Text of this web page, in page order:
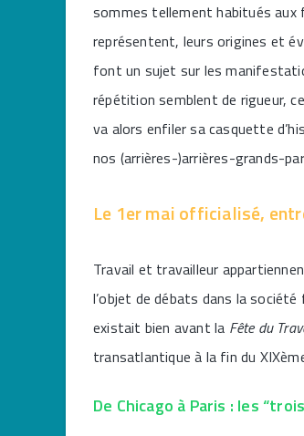
sommes tellement habitués aux
représentent, leurs origines et
font un sujet sur les
répétition semblent de rigueur,
va alors enfiler sa casquette
nos (arrières-)arrières-grands-
Le 1er mai officialisé,
Travail et travailleur
l’objet de débats dans la
existait bien avant la Fête du
transatlantique à la fin du
De Chicago à Paris : les